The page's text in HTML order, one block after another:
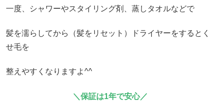
一度、シャワーやスタイリング剤、蒸しタオルなどで
髪を濡らしてから（髪をリセット）ドライヤーをするとく
せ毛を
整えやすくなりますよ^^
＼保証は1年で安心／